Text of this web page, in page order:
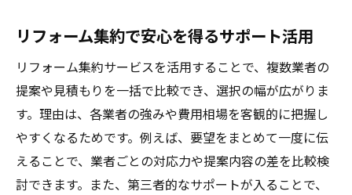
リフォーム集約で安心を得るサポート活用
リフォーム集約サービスを活用することで、複数業者の
提案や見積もりを一括で比較でき、選択の幅が広がりま
す。理由は、各業者の強みや費用相場を客観的に把握し
やすくなるためです。例えば、要望をまとめて一度に伝
えることで、業者ごとの対応力や提案内容の差を比較検
討できます。また、第三者的なサポートが入ることで、